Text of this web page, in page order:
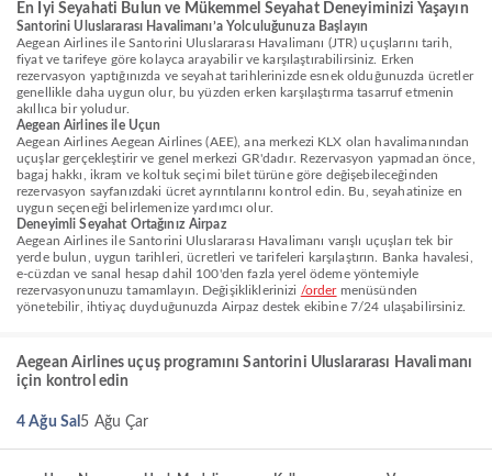
En İyi Seyahati Bulun ve Mükemmel Seyahat Deneyiminizi Yaşayın
Santorini Uluslararası Havalimanı’a Yolculuğunuza Başlayın
Aegean Airlines ile Santorini Uluslararası Havalimanı (JTR) uçuşlarını tarih,
fiyat ve tarifeye göre kolayca arayabilir ve karşılaştırabilirsiniz. Erken
rezervasyon yaptığınızda ve seyahat tarihlerinizde esnek olduğunuzda ücretler
genellikle daha uygun olur, bu yüzden erken karşılaştırma tasarruf etmenin
akıllıca bir yoludur.
Aegean Airlines ile Uçun
Aegean Airlines Aegean Airlines (AEE), ana merkezi KLX olan havalimanından
uçuşlar gerçekleştirir ve genel merkezi GR'dadır. Rezervasyon yapmadan önce,
bagaj hakkı, ikram ve koltuk seçimi bilet türüne göre değişebileceğinden
rezervasyon sayfanızdaki ücret ayrıntılarını kontrol edin. Bu, seyahatinize en
uygun seçeneği belirlemenize yardımcı olur.
Deneyimli Seyahat Ortağınız Airpaz
Aegean Airlines ile Santorini Uluslararası Havalimanı varışlı uçuşları tek bir
yerde bulun, uygun tarihleri, ücretleri ve tarifeleri karşılaştırın. Banka havalesi,
e-cüzdan ve sanal hesap dahil 100'den fazla yerel ödeme yöntemiyle
rezervasyonunuzu tamamlayın. Değişikliklerinizi /ordermenüsünden
yönetebilir, ihtiyaç duyduğunuzda Airpaz destek ekibine 7/24 ulaşabilirsiniz.
Aegean Airlines uçuş programını Santorini Uluslararası Havalimanı
için kontrol edin
4 Ağu Sal 5 Ağu Çar